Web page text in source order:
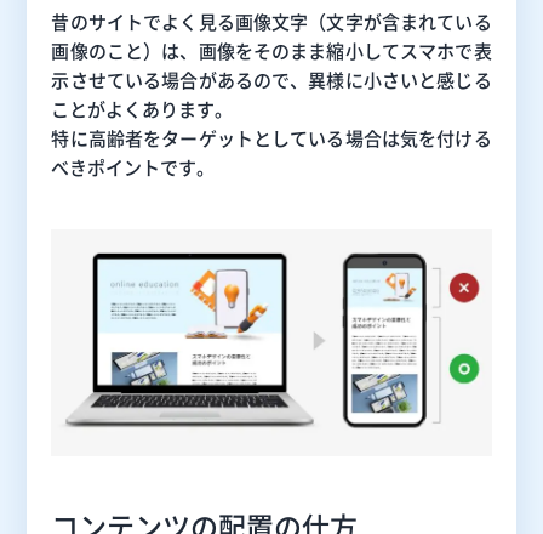
昔のサイトでよく見る画像文字（文字が含まれている
画像のこと）は、画像をそのまま縮小してスマホで表
示させている場合があるので、異様に小さいと感じる
ことがよくあります。
特に高齢者をターゲットとしている場合は気を付ける
べきポイントです。
コンテンツの配置の仕方